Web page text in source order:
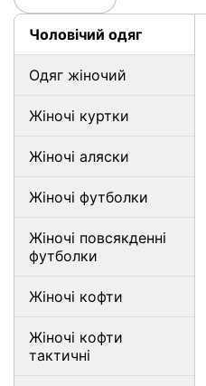
Чоловічий одяг
Одяг жіночий
Жіночі куртки
Жіночі аляски
Жіночі футболки
Жіночі повсякденні
футболки
Жіночі кофти
Жіночі кофти
тактичні